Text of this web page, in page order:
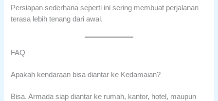
Persiapan sederhana seperti ini sering membuat perjalanan
terasa lebih tenang dari awal.
FAQ
Apakah kendaraan bisa diantar ke Kedamaian?
Bisa. Armada siap diantar ke rumah, kantor, hotel, maupun